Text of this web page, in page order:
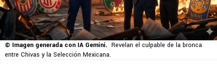
© Imagen generada con IA Gemini. Revelan el culpable de la bronca
entre Chivas y la Selección Mexicana.